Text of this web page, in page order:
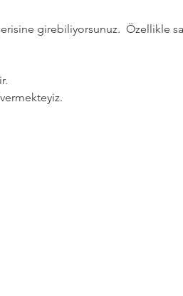
girebiliyorsunuz.  Özellikle